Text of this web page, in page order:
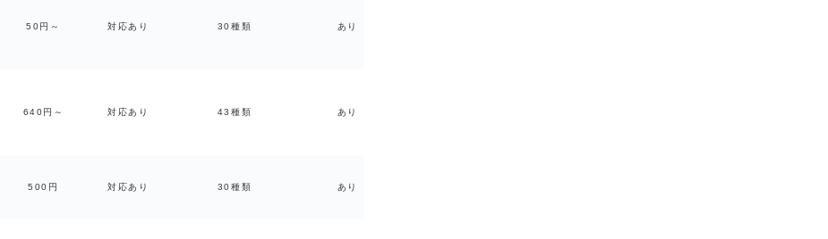
50円～ 対応あり 30種類 あり
640円～ 対応あり 43種類 あり
500円 対応あり 30種類 あり